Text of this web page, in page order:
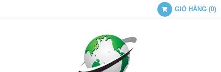
GIỎ HÀNG (0)